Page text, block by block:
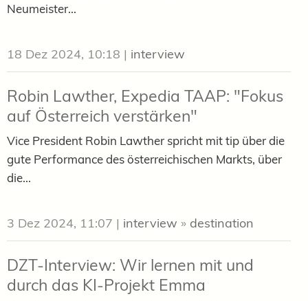
Neumeister...
18 Dez 2024, 10:18 | interview
Robin Lawther, Expedia TAAP: "Fokus
auf Österreich verstärken"
Vice President Robin Lawther spricht mit tip über die
gute Performance des österreichischen Markts, über
die...
3 Dez 2024, 11:07 | interview » destination
DZT-Interview: Wir lernen mit und
durch das KI-Projekt Emma